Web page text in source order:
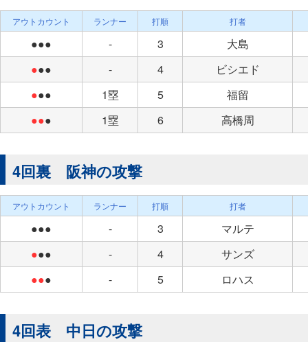
アウトカウント ランナー 打順 打者
●●● - 3
大島
●●● - 4
ビシエド
●●● 1塁 5
福留
●●● 1塁 6 高橋周
4回裏 阪神の攻撃
アウトカウント ランナー 打順 打者
●●● - 3
マルテ
●●● - 4
サンズ
●●● - 5 ロハス
4回表 中日の攻撃